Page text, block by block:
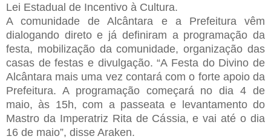
Lei Estadual de Incentivo à Cultura.
A comunidade de Alcântara e a Prefeitura vêm
dialogando direto e já definiram a programação da
festa, mobilização da comunidade, organização das
casas de festas e divulgação. “A Festa do Divino de
Alcântara mais uma vez contará com o forte apoio da
Prefeitura. A programação começará no dia 4 de
maio, às 15h, com a passeata e levantamento do
Mastro da Imperatriz Rita de Cássia, e vai até o dia
16 de maio”, disse Araken.